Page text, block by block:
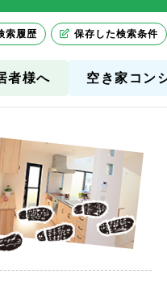
者様へ 空き家コン
索履歴 保存した検索条件